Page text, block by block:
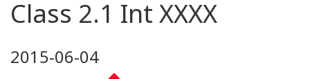
Class 2.1 Int XXXX
2015-06-04